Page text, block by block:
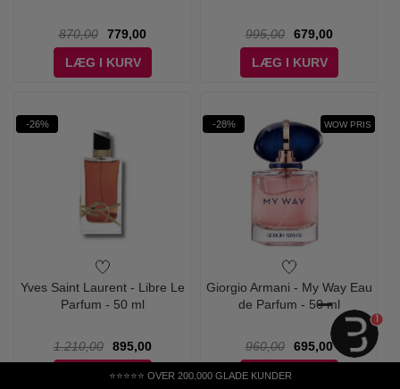
⭐⭐⭐⭐⭐ OVER 200.000 GLADE KUNDER
870,00
779,00
LÆG I KURV
995,00
679,00
LÆG I KURV
-26%
Yves Saint Laurent - Libre Le
Parfum - 50 ml
1.210,00
895,00
LÆG I KURV
-28% WOW PRIS
Giorgio Armani - My Way Eau
de Parfum - 50 ml
960,00
695,00
LÆG I KURV
1